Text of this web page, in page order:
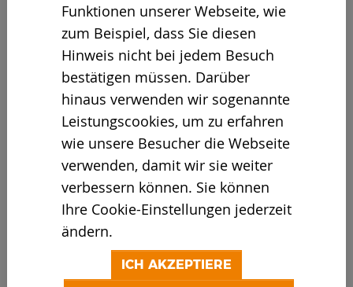
Funktionen unserer Webseite, wie
zum Beispiel, dass Sie diesen
Hinweis nicht bei jedem Besuch
bestätigen müssen. Darüber
hinaus verwenden wir sogenannte
Leistungscookies, um zu erfahren
wie unsere Besucher die Webseite
verwenden, damit wir sie weiter
verbessern können. Sie können
Ihre Cookie-Einstellungen jederzeit
ändern.
ICH AKZEPTIERE
Glühweinduft, stimmungsvolle Live-Musik
und Stände mit Köstlichkeiten und
Geschenkideen – bereits die erste Auflage
des Weihnachtsmarkts Am Offers sorgte
bei den Besuchern für jede Menge
Weihnachtszauber. Jetzt, am dritten
Adventswochenende, öffnet der Markt
noch einmal. Unser Tipp: Die Tombola der
Kolping Kindertagesstätte Farbenspiel.
Tolle Preise winken, unter anderem auch
von Doppstadt! Der Erlös kommt einer
Schule in Kenia zugute, um Unterricht zu